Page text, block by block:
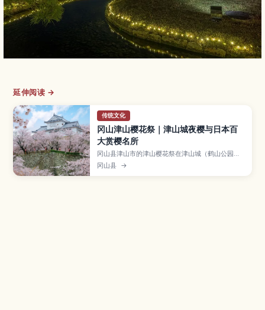
延伸阅读 →
传统文化
冈山津山樱花祭｜津山城夜樱与日本百
大赏樱名所
冈山县津山市的津山樱花祭在津山城（鹤山公园）
举行，被列入“日本樱花名所100选”，约1000株染
井吉野在城迹周围盛放，夜间还有梦幻灯光点缀。
冈山县 →